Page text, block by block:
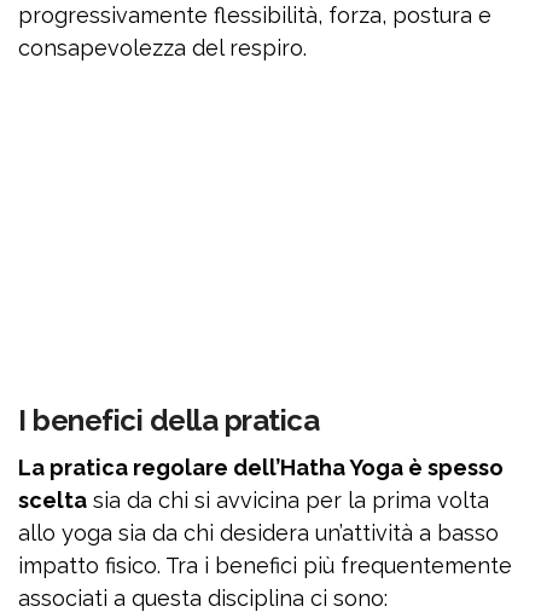
progressivamente flessibilità, forza, postura e
consapevolezza del respiro.
I benefici della pratica
La pratica regolare dell’Hatha Yoga è spesso
scelta sia da chi si avvicina per la prima volta
allo yoga sia da chi desidera un’attività a basso
impatto fisico. Tra i benefici più frequentemente
associati a questa disciplina ci sono: